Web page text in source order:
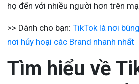
họ đến với nhiều người hơn trên
>> Dành cho bạn: TikTok là nơi
nơi hủy hoại các Brand nhanh nhất
Tìm hiểu về